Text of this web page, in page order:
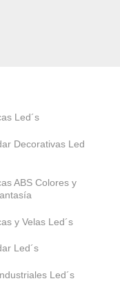
Led´s
Decorativas Led
ABS Colores y
y Velas Led´s
Led´s
Led´s